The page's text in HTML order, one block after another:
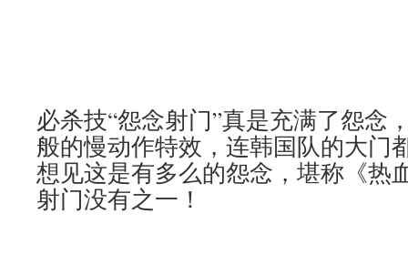
必杀技“怨念射门”真是充满了怨念
般的慢动作特效，连韩国队的大门
想见这是有多么的怨念，堪称《热
射门没有之一！